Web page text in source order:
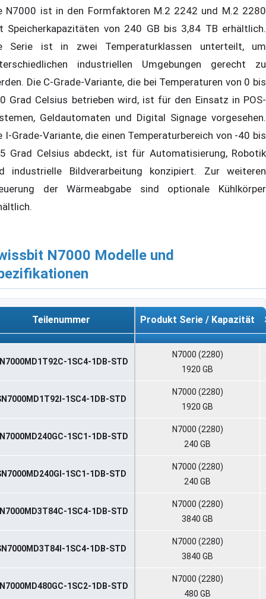
N7000 ist in den Formfaktoren M.2 2242 und M.2 2280
Speicherkapazitäten von 240 GB bis 3,84 TB erhältlich.
Serie ist in zwei Temperaturklassen unterteilt, um
industriellen Umgebungen gerecht zu
Die C-Grade-Variante, die bei Temperaturen von 0 bis
Grad Celsius betrieben wird, ist für den Einsatz in POS-
Geldautomaten und Digital Signage vorgesehen.
I-Grade-Variante, die einen Temperaturbereich von -40 bis
Grad Celsius abdeckt, ist für Automatisierung, Robotik
industrielle Bildverarbeitung konzipiert. Zur weiteren
der Wärmeabgabe sind optionale Kühlkörper
N7000 Modelle und
Teilenummer Produkt Serie / Kapazität
Teilenummer Produkt Serie / Kapazität
1SC4-1DB-STD
N7000 (2280)
1920 GB
1SC4-1DB-STD
N7000 (2280)
1920 GB
1SC1-1DB-STD
N7000 (2280)
240 GB
1SC1-1DB-STD
N7000 (2280)
240 GB
1SC4-1DB-STD
N7000 (2280)
3840 GB
1SC4-1DB-STD
N7000 (2280)
3840 GB
1SC2-1DB-STD
N7000 (2280)
480 GB